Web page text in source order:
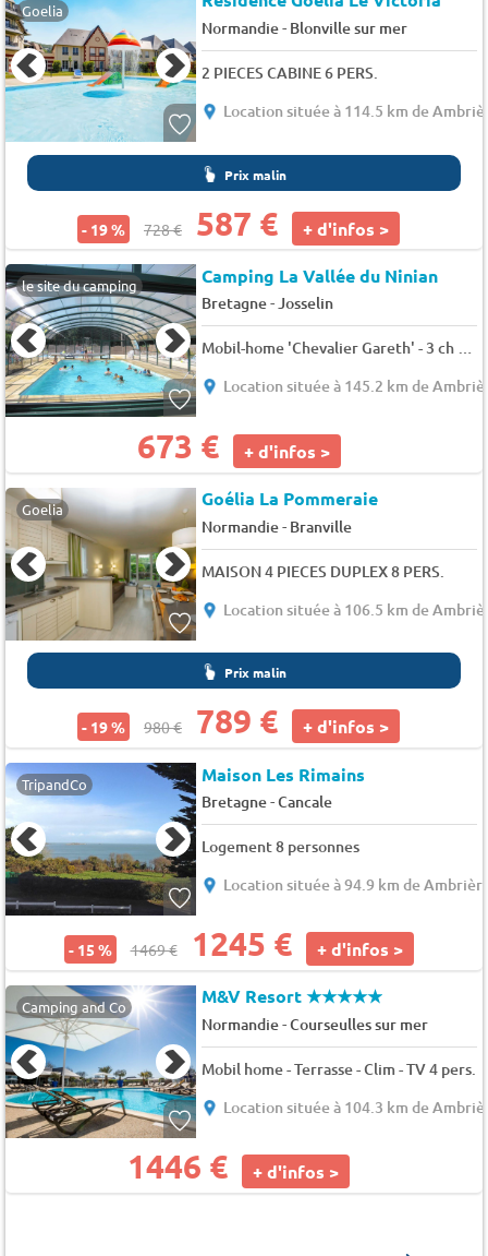
Goelia
Normandie- Blonville sur mer
2 PIECES CABINE 6 PERS.
Location située à 114.5 km de
Prix malin
- 19 % 728 € 587 € + d'infos >
le site du camping Camping La Vallée du Ninian
Bretagne-Josselin
Mobil-home 'Chevalier Gareth' - 3 ch D 6 pers.
Location située à 145.2 km de
673 € + d'infos >
Goelia Goélia La Pommeraie
Normandie- Branville
MAISON 4 PIECES DUPLEX 8 PERS.
Location située à 106.5 km de
Prix malin
- 19 % 980 € 789 € + d'infos >
TripandCo Maison Les Rimains
Bretagne-Cancale
Logement 8 personnes
Location située à 94.9 km de
- 15 % 1469 € 1245 € + d'infos >
Camping and Co M&V Resort★★★★★
Normandie-Courseulles sur mer
Mobil home - Terrasse - Clim - TV 4 pers.
Location située à 104.3 km de
1446 € + d'infos >